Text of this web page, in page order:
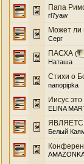
Папа
rl7yaw
Может ли
Серг
ПАСХА (
Наташа
Стихи о
nanopipka
Иисус это
ELINA
Белый